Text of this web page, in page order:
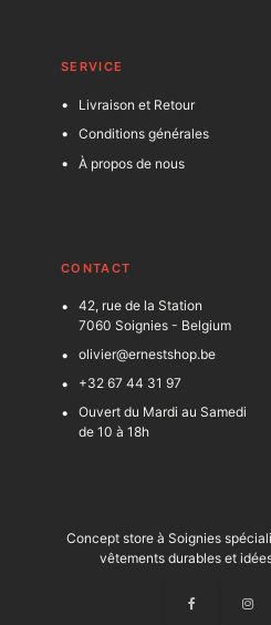
SERVICE
Livraison et Retour
Conditions générales
À propos de nous
CONTACT
42, rue de la Station
7060 Soignies - Belgium
olivier@ernestshop.be
+32 67 44 31 97
Ouvert du Mardi au Samedi
de 10 à 18h
Concept store à Soignies
vêtements durables et